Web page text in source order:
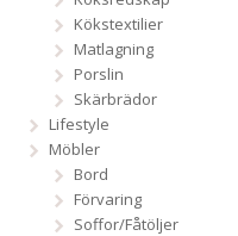
Kökstextilier
Matlagning
Porslin
Skärbrädor
Lifestyle
Möbler
Bord
Förvaring
Soffor/Fåtöljer